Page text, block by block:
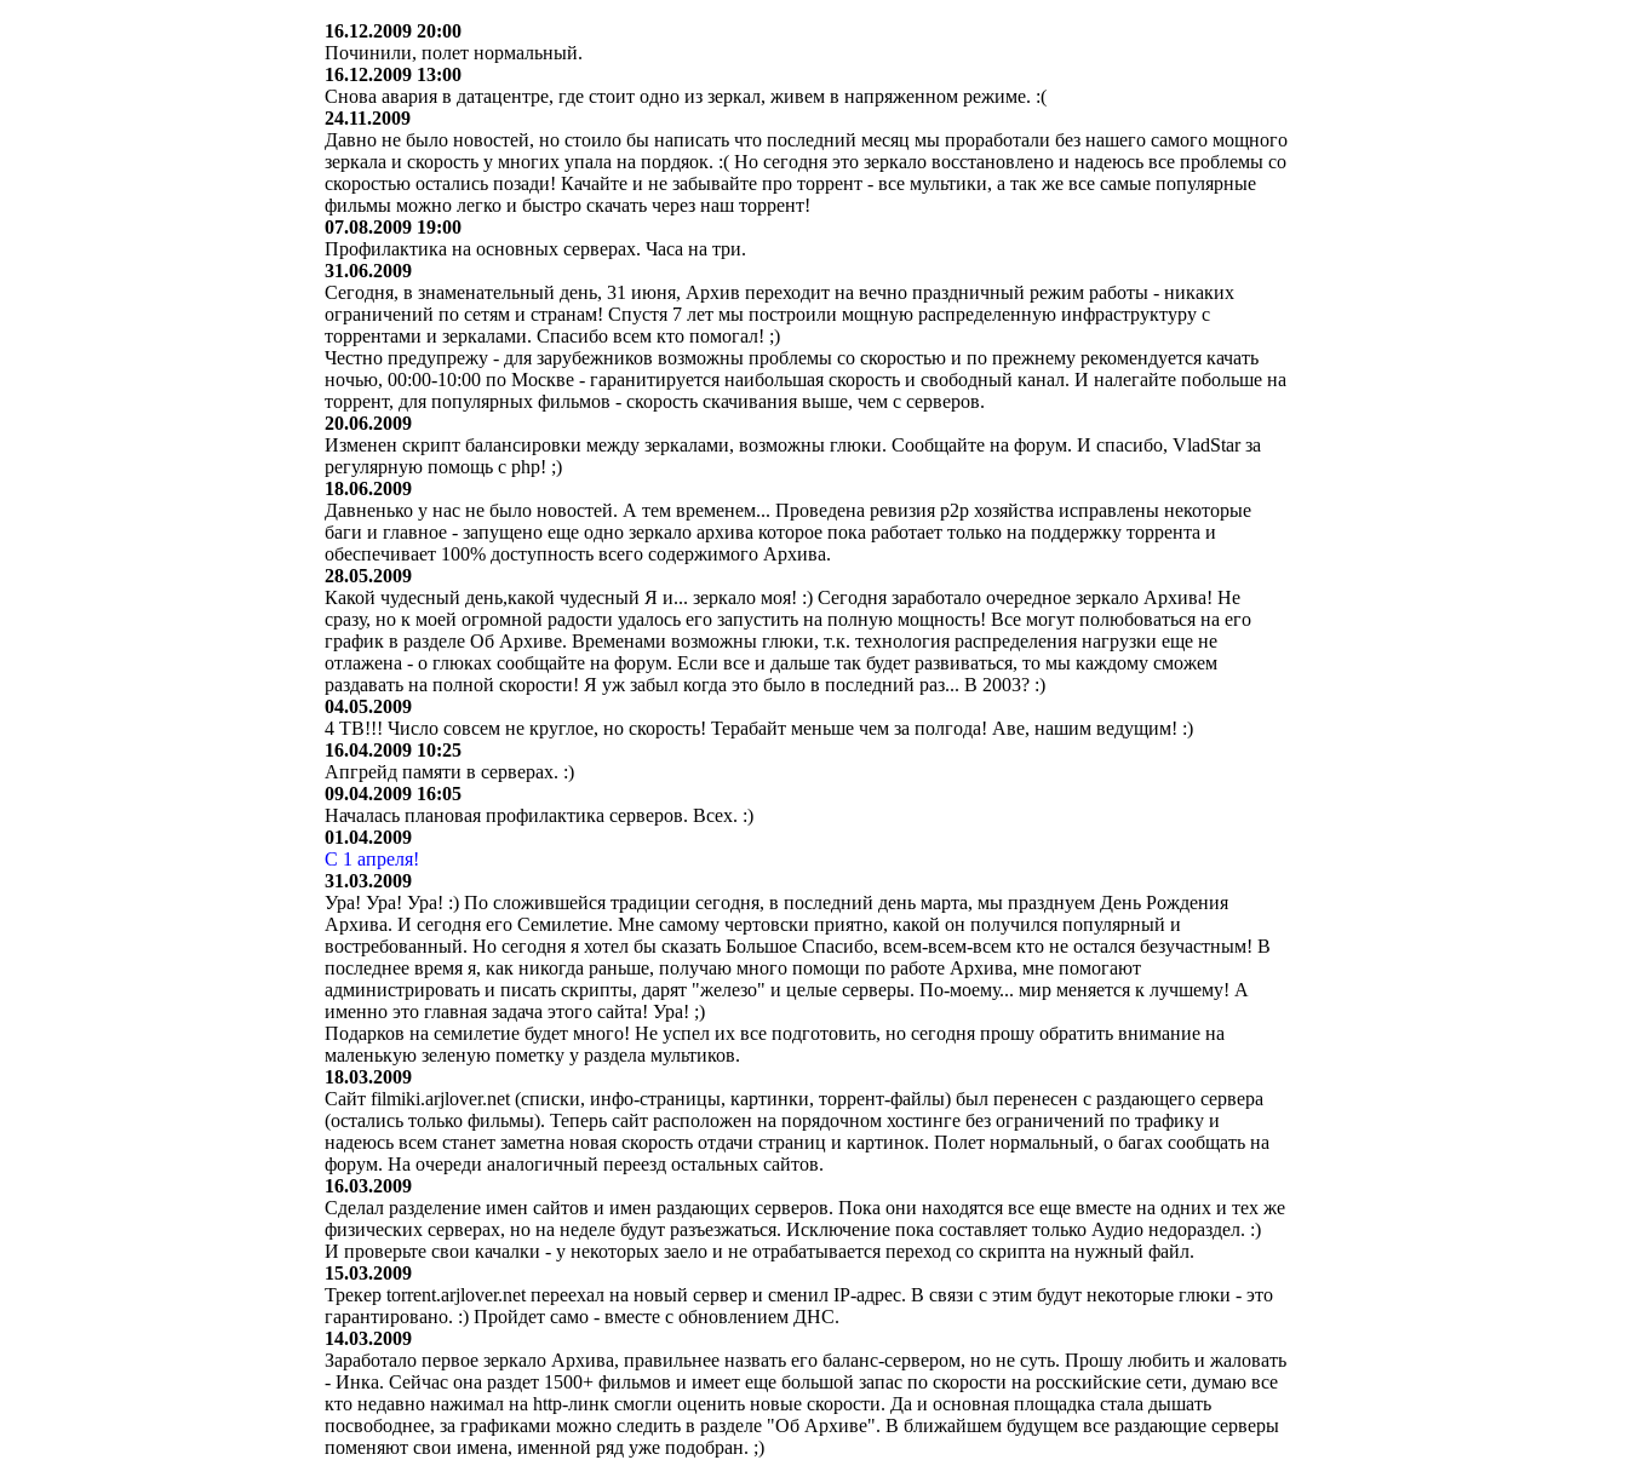
16.12.2009 20:00
Починили, полет нормальный.
16.12.2009 13:00
Снова авария в датацентре, где стоит одно из зеркал, живем в напряженном режиме. :(
24.11.2009
Давно не было новостей, но стоило бы написать что последний месяц мы проработали без нашего самого мощного
зеркала и скорость у многих упала на пордяок. :( Но сегодня это зеркало восстановлено и надеюсь все проблемы со
скоростью остались позади! Качайте и не забывайте про торрент - все мультики, а так же все самые популярные
фильмы можно легко и быстро скачать через наш торрент!
07.08.2009 19:00
Профилактика на основных серверах. Часа на три.
31.06.2009
Сегодня, в знаменательный день, 31 июня, Архив переходит на вечно праздничный режим работы - никаких
ограничений по сетям и странам! Спустя 7 лет мы построили мощную распределенную инфраструктуру с
торрентами и зеркалами. Спасибо всем кто помогал! ;)
Честно предупрежу - для зарубежников возможны проблемы со скоростью и по прежнему рекомендуется качать
ночью, 00:00-10:00 по Москве - гаранитируется наибольшая скорость и свободный канал. И налегайте побольше на
торрент, для популярных фильмов - скорость скачивания выше, чем с серверов.
20.06.2009
Изменен скрипт балансировки между зеркалами, возможны глюки. Сообщайте на форум. И спасибо, VladStar за
регулярную помощь с php! ;)
18.06.2009
Давненько у нас не было новостей. А тем временем... Проведена ревизия p2p хозяйства исправлены некоторые
баги и главное - запущено еще одно зеркало архива которое пока работает только на поддержку торрента и
обеспечивает 100% доступность всего содержимого Архива.
28.05.2009
Какой чудесный день,какой чудесный Я и... зеркало моя! :) Сегодня заработало очередное зеркало Архива! Не
сразу, но к моей огромной радости удалось его запустить на полную мощность! Все могут полюбоваться на его
график в разделе Об Архиве. Временами возможны глюки, т.к. технология распределения нагрузки еще не
отлажена - о глюках сообщайте на форум. Если все и дальше так будет развиваться, то мы каждому сможем
раздавать на полной скорости! Я уж забыл когда это было в последний раз... В 2003? :)
04.05.2009
4 TB!!! Число совсем не круглое, но скорость! Терабайт меньше чем за полгода! Аве, нашим ведущим! :)
16.04.2009 10:25
Апгрейд памяти в серверах. :)
09.04.2009 16:05
Началась плановая профилактика серверов. Всех. :)
01.04.2009
С 1 апреля!
31.03.2009
Ура! Ура! Ура! :) По сложившейся традиции сегодня, в последний день марта, мы празднуем День Рождения
Архива. И сегодня его Семилетие. Мне самому чертовски приятно, какой он получился популярный и
востребованный. Но сегодня я хотел бы сказать Большое Спасибо, всем-всем-всем кто не остался безучастным! В
последнее время я, как никогда раньше, получаю много помощи по работе Архива, мне помогают
администрировать и писать скрипты, дарят "железо" и целые серверы. По-моему... мир меняется к лучшему! А
именно это главная задача этого сайта! Ура! ;)
Подарков на семилетие будет много! Не успел их все подготовить, но сегодня прошу обратить внимание на
маленькую зеленую пометку у раздела мультиков.
18.03.2009
Сайт filmiki.arjlover.net (списки, инфо-страницы, картинки, торрент-файлы) был перенесен с раздающего сервера
(остались только фильмы). Теперь сайт расположен на порядочном хостинге без ограничений по трафику и
надеюсь всем станет заметна новая скорость отдачи страниц и картинок. Полет нормальный, о багах сообщать на
форум. На очереди аналогичный переезд остальных сайтов.
16.03.2009
Сделал разделение имен сайтов и имен раздающих серверов. Пока они находятся все еще вместе на одних и тех же
физических серверах, но на неделе будут разъезжаться. Исключение пока составляет только Аудио недораздел. :)
И проверьте свои качалки - у некоторых заело и не отрабатывается переход со скрипта на нужный файл.
15.03.2009
Трекер torrent.arjlover.net переехал на новый сервер и сменил IP-адрес. В связи с этим будут некоторые глюки - это
гарантировано. :) Пройдет само - вместе с обновлением ДНС.
14.03.2009
Заработало первое зеркало Архива, правильнее назвать его баланс-сервером, но не суть. Прошу любить и жаловать
- Инка. Сейчас она раздет 1500+ фильмов и имеет еще большой запас по скорости на росскийские сети, думаю все
кто недавно нажимал на http-линк смогли оценить новые скорости. Да и основная площадка стала дышать
посвободнее, за графиками можно следить в разделе "Об Архиве". В ближайшем будущем все раздающие серверы
поменяют свои имена, именной ряд уже подобран. ;)